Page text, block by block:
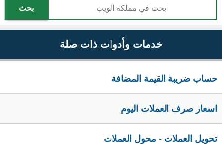
بحث
خدمات وأدوات ذات صلة
حساب ضريبة القيمة المضافة
اسعار صرف العملات اليوم
تحويل العملات - محول العملات